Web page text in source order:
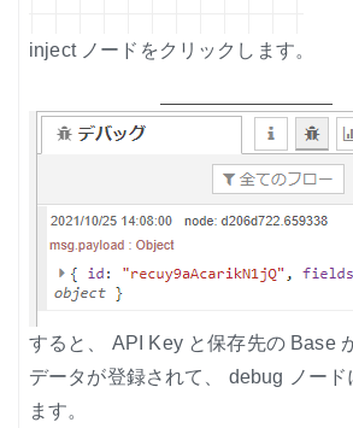
inject ノードをクリックします。
すると、 API Key と保存先の Base
データが登録されて、 debug ノー
ます。